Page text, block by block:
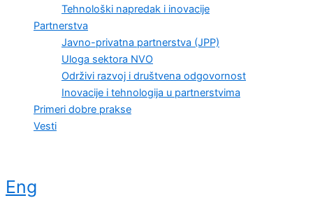
Tehnološki napredak i inovacije
Partnerstva
Javno-privatna partnerstva (JPP)
Uloga sektora NVO
Održivi razvoj i društvena odgovornost
Inovacije i tehnologija u partnerstvima
Primeri dobre prakse
Vesti
Eng